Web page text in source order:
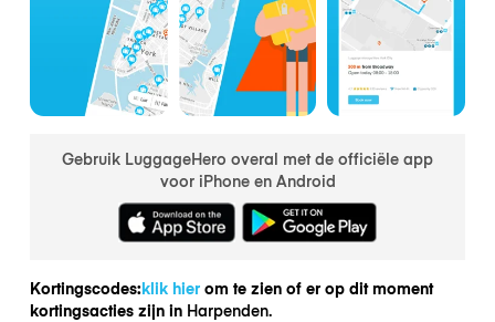
Gebruik LuggageHero overal met de officiële app
voor iPhone en Android
Kortingscodes:klik hierom te zien of er op dit moment
kortingsacties zijn in Harpenden.